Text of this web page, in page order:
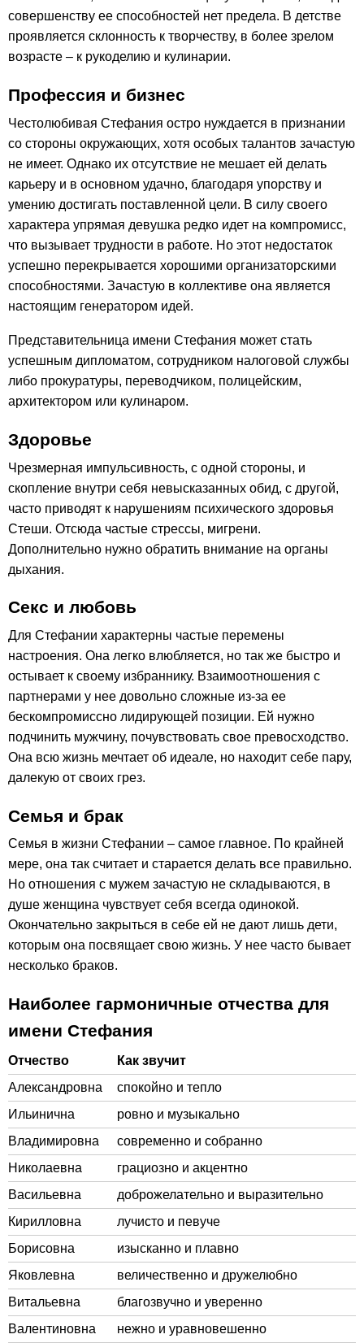
совершенству ее способностей нет предела. В детстве
проявляется склонность к творчеству, в более зрелом
возрасте – к рукоделию и кулинарии.
Профессия и бизнес
Честолюбивая Стефания остро нуждается в признании
со стороны окружающих, хотя особых талантов зачастую
не имеет. Однако их отсутствие не мешает ей делать
карьеру и в основном удачно, благодаря упорству и
умению достигать поставленной цели. В силу своего
характера упрямая девушка редко идет на компромисс,
что вызывает трудности в работе. Но этот недостаток
успешно перекрывается хорошими организаторскими
способностями. Зачастую в коллективе она является
настоящим генератором идей.
Представительница имени Стефания может стать
успешным дипломатом, сотрудником налоговой службы
либо прокуратуры, переводчиком, полицейским,
архитектором или кулинаром.
Здоровье
Чрезмерная импульсивность, с одной стороны, и
скопление внутри себя невысказанных обид, с другой,
часто приводят к нарушениям психического здоровья
Стеши. Отсюда частые стрессы, мигрени.
Дополнительно нужно обратить внимание на органы
дыхания.
Секс и любовь
Для Стефании характерны частые перемены
настроения. Она легко влюбляется, но так же быстро и
остывает к своему избраннику. Взаимоотношения с
партнерами у нее довольно сложные из-за ее
бескомпромиссно лидирующей позиции. Ей нужно
подчинить мужчину, почувствовать свое превосходство.
Она всю жизнь мечтает об идеале, но находит себе пару,
далекую от своих грез.
Семья и брак
Семья в жизни Стефании – самое главное. По крайней
мере, она так считает и старается делать все правильно.
Но отношения с мужем зачастую не складываются, в
душе женщина чувствует себя всегда одинокой.
Окончательно закрыться в себе ей не дают лишь дети,
которым она посвящает свою жизнь. У нее часто бывает
несколько браков.
Наиболее гармоничные отчества для
имени Стефания
Отчество
Как звучит
Александровна
спокойно и тепло
Ильинична
ровно и музыкально
Владимировна
современно и собранно
Николаевна
грациозно и акцентно
Васильевна
доброжелательно и выразительно
Кирилловна
лучисто и певуче
Борисовна
изысканно и плавно
Яковлевна
величественно и дружелюбно
Витальевна
благозвучно и уверенно
Валентиновна
нежно и уравновешенно